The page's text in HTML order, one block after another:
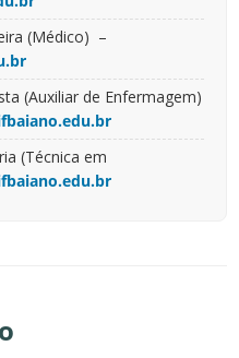
(Médico) –
(Auxiliar de Enfermagem)
(Técnica em